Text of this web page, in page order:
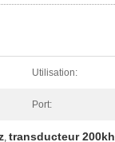
Utilisation:
Port:
, transducteur